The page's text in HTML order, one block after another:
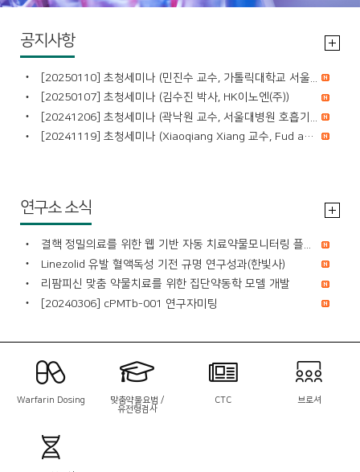
공지사항
[20250110] 초청세미나 (민진수 교수, 가톨릭대학교 서울...
[20250107] 초청세미나 (김수진 박사, HK이노엔(주))
[20241206] 초청세미나 (곽낙원 교수, 서울대병원 호흡기...
[20241119] 초청세미나 (Xiaoqiang Xiang 교수, Fud an Un...
연구소 소식
결핵 정밀의료를 위한 웹 기반 자동 치료약물모니터링 플...
Linezolid 유발 혈액독성 기전 규명 연구성과(한빛사)
리팜피신 맞춤 약물치료를 위한 집단약동학 모델 개발
[20240306] cPMTb-001 연구자미팅
Warfarin Dosing
맞춤약물요법 /
유전형검사
CTC 브로셔